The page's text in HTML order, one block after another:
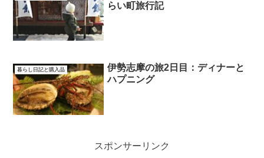
らい町旅行記
暮らし日記と購入品
伊勢志摩の旅2日目：ディナーと
ハプニング
スポンサーリンク